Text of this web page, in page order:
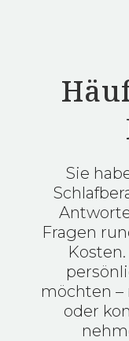
Sie
Fragen
möchten –
oder